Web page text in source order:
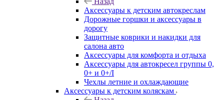
Аксессуары к детским автокреслам
Дорожные горшки и аксессуары в
дорогу
Защитные коврики и накидки для
салона авто
Аксессуары для комфорта и отдыха
Аксессуары для автокресел группы 0,
0+ и 0+/I
Чехлы летние и охлаждающие
Аксессуары к детским коляскам